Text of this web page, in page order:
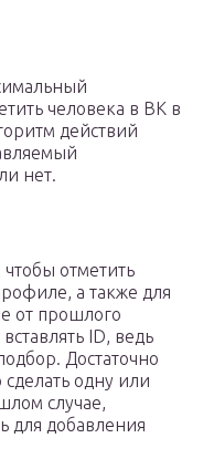
человека в ВК в
действий
нет.
отметить
а также для
от прошлого
ID, ведь
Достаточно
одну или
случае,
для добавления